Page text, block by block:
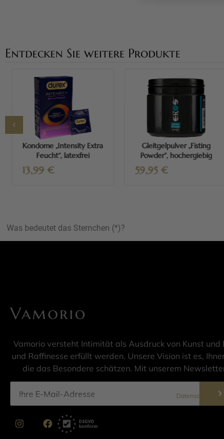
Entdecken Sie weitere Produkte
Kondome „Intensity Extra
Feucht“, latexfrei
13,99 €
Mehr erfahren
Gleitgelpulver „Fisting
Powder“, hochergiebig
59,95 €
Mehr erfahren
Was bedeutet das Sternchen (*)?
Vamorio
Vamorio versteht Intimität als Ausdruck von Kunst
und Raffinesse erfüllt werden. Unsere Vision ist es,
die das Besondere schätzen. Mit unserem
Informationen zur Datenverarbeitung finden Sie in unserer